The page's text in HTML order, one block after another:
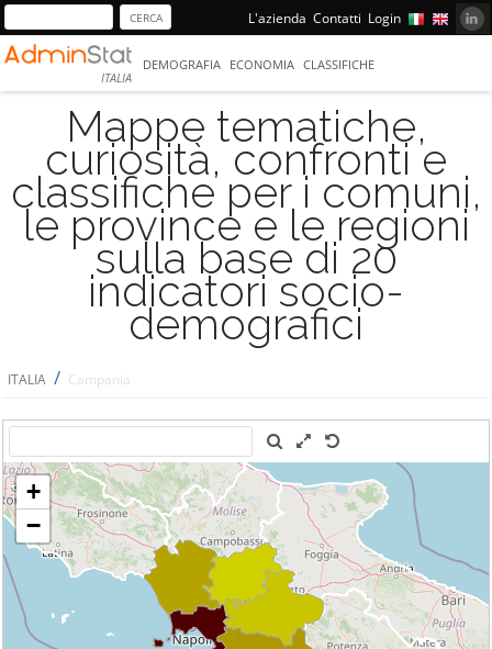
L'azienda Contatti Login
ITALIA
DEMOGRAFIA ECONOMIA CLASSIFICHE
Mappe tematiche,
curiosità, confronti e
classifiche per i comuni,
le province e le regioni
sulla base di 20
indicatori socio-
demografici
ITALIA / Campania